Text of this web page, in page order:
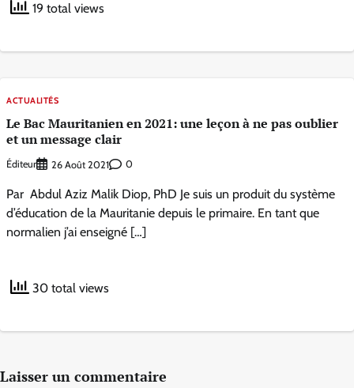
19 total views
ACTUALITÉS
Le Bac Mauritanien en 2021: une leçon à ne pas oublier
et un message clair
Éditeur 26 Août 2021 0
Par Abdul Aziz Malik Diop, PhD Je suis un produit du système
d’éducation de la Mauritanie depuis le primaire. En tant que
normalien j’ai enseigné […]
30 total views
Laisser un commentaire